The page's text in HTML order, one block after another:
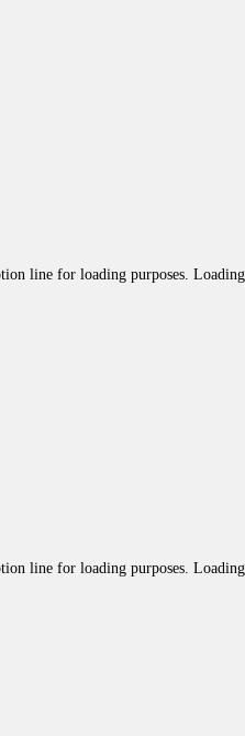
line for loading purposes.
line for loading purposes.